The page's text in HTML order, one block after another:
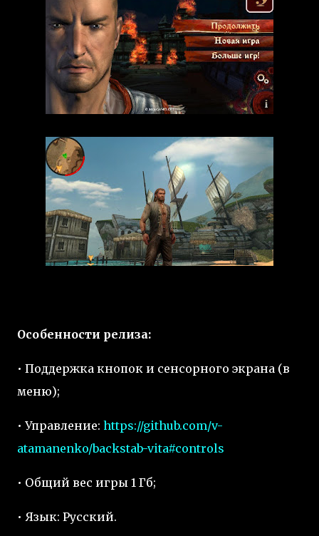
Особенности релиза:
• Поддержка кнопок и сенсорного экрана (в
меню);
• Управление: https://github.com/v-
atamanenko/backstab-vita#controls
• Общий вес игры 1 Гб;
• Язык: Русский.